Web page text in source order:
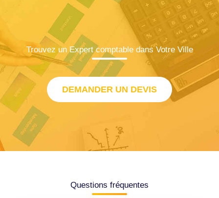
Trouvez un Expert comptable dans Votre Ville
DEMANDER UN DEVIS
Questions fréquentes